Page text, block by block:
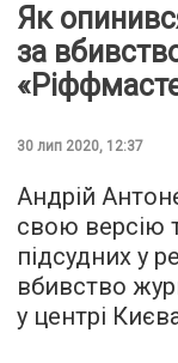
Як
за
30 лип 2020, 12:37
Андрій
свою версію
підсудних у
вбивство
у центрі